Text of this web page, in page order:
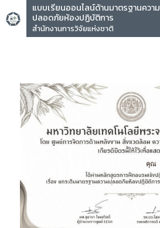
แบบเรียนออนไลน์ด้านมาตรฐานความ
ปลอดภัยห้องปฏิบัติการ
สำนักงานการวิจัยแห่งชาติ
คุณ